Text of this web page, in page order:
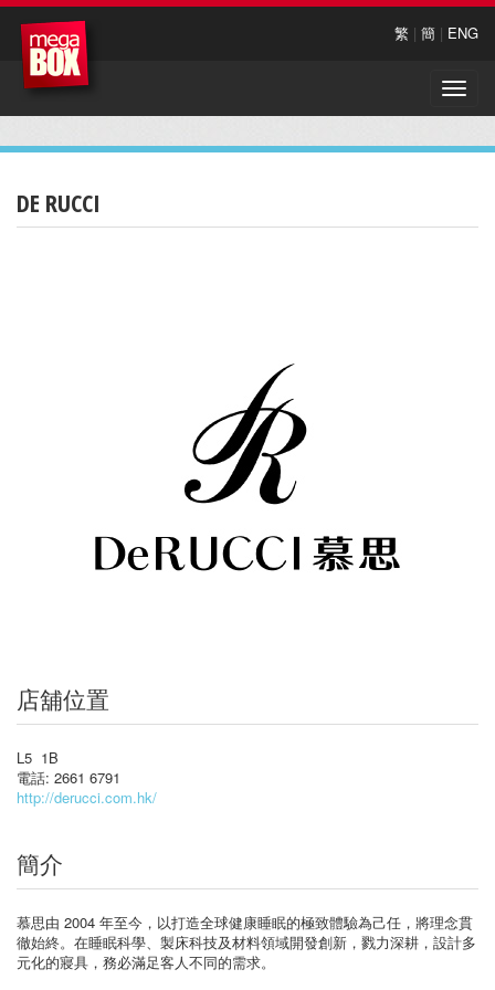
繁 | 簡 | ENG
Toggle
DE RUCCI
店舖位置
L5 1B
電話: 2661 6791
http://derucci.com.hk/
簡介
慕思由 2004 年至今，以打造全球健康睡眠的極致體驗為己任，將理念貫
徹始終。在睡眠科學、製床科技及材料領域開發創新，戮力深耕，設計多
元化的寢具，務必滿足客人不同的需求。